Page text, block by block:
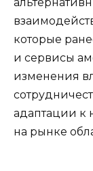
которые
и сервисы
изменения
адаптации к
на рынке